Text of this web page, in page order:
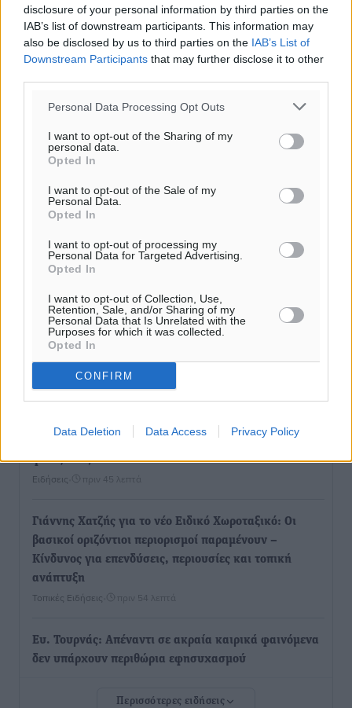
disclosure of your personal information by third parties on the
IAB’s list of downstream participants. This information may
also be disclosed by us to third parties on the IAB’s List of
Downstream Participants that may further disclose it to other
Personal Data Processing Opt Outs
I want to opt-out of the Sharing of my
personal data.
Opted In
I want to opt-out of the Sale of my
Personal Data.
Opted In
I want to opt-out of processing my
Personal Data for Targeted Advertising.
Opted In
I want to opt-out of Collection, Use,
Retention, Sale, and/or Sharing of my
Personal Data that Is Unrelated with the
Purposes for which it was collected.
Opted In
CONFIRM
Data Deletion Data Access Privacy Policy
Ροή ειδήσεων
αγάπης για τα παιδιά
Τοπικές Ειδήσεις
Τουρισμός: Με θετικό πρόσημο έως τώρα η χρονιά,
παρά τα σκαμπανεβάσματα
Ειδήσεις• πριν 34 λεπτά
Χαρ. Ναβροζίδης στον RV «Σε τρία χρόνια θα είμαστε
η πιο ψηφιακή Περιφέρεια της χώρας» Δημοπρατείται
το έργο ψηφιακού μετασχηματισμού
Τοπικές Ειδήσεις• πριν 38 λεπτά
Airbnb vs ξενοδοχεία – Πώς αλλάζει ο χάρτης της
φιλοξενίας
Ειδήσεις πριν 45 λεπτά
Γιάννης Χατζής για το νέο Ειδικό Χωροταξικό: Οι
βασικοί οριζόντιοι περιορισμοί παραμένουν –
Κίνδυνος για επενδύσεις, περιουσίες και τοπική
ανάπτυξη
Τοπικές Ειδήσεις πριν 54 λεπτά
Ευ. Τουρνάς: Απέναντι σε ακραία καιρικά φαινόμενα
δεν υπάρχουν περιθώρια εφησυχασμού
Περισσότερες ειδήσεις